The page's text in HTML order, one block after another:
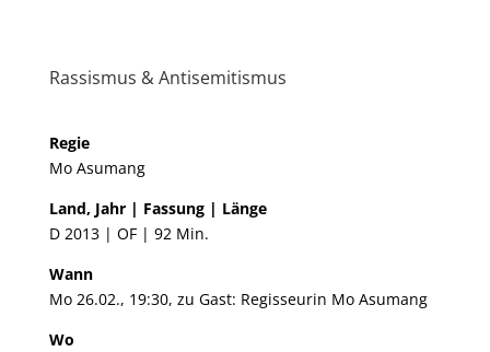
Rassismus & Antisemitismus
Regie​
Mo Asumang
Land, Jahr | Fassung | Länge
D 2013 | OF | 92 Min.
Wann
Mo 26.02., 19:30, zu Gast: Regisseurin Mo Asumang
Wo